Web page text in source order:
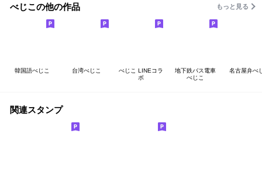
べじこの他の作品 もっと見る
韓国語べじこ 台湾べじこ
べじこ LINEコラ
ボ
地下鉄バス電車
べじこ
名古屋弁べ
関連スタンプ